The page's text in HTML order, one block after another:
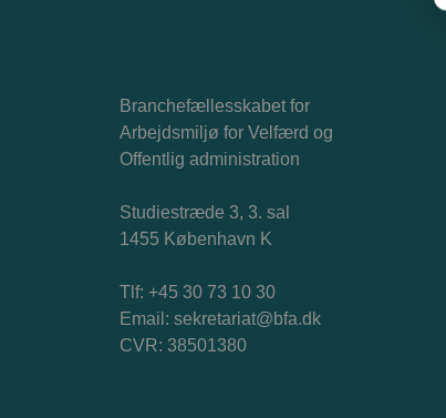
Branchefællesskabet for
Arbejdsmiljø for Velfærd og
Offentlig administration
Studiestræde 3, 3. sal
1455 København K
Tlf: +45 30 73 10 30
Email: sekretariat@bfa.dk
CVR: 38501380